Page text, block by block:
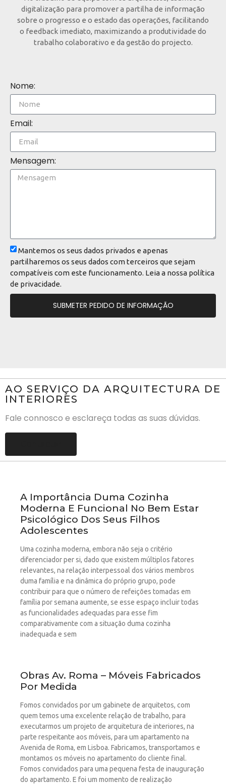
digitalização para promover a partilha de informação
sobre o progresso e o estado das operações, facilitando
o feedback imediato, maximizando a produtividade do
trabalho colaborativo e da gestão do projecto.
Nome:
Email:
Mensagem:
Mantemos os seus dados privados e apenas
partilharemos os seus dados com terceiros que sejam
compatíveis com este funcionamento. Leia a nossa política
de privacidade
SUBMETER PEDIDO DE INFORMAÇÃO
AO SERVIÇO DA ARQUITECTURA DE
INTERIORES
Fale connosco e esclareça todas as suas dúvidas.
A Importância Duma Cozinha
Moderna E Funcional No Bem Estar
Psicológico Dos Seus Filhos
Adolescentes
Uma cozinha moderna, embora não seja o critério
diferenciador per si, dado que existem múltiplos fatores
relevantes, na relação interpessoal dos vários membros
duma família e na dinâmica do próprio grupo, pode
contribuir para que o número de refeições tomadas em
família por semana aumente, se esse espaço incluir todas
as funcionalidades adequadas para esse fim
comparativamente com a situação duma cozinha
inadequada e sem
Obras Av. Roma – Móveis Fabricados
Por Medida
Fomos convidados por um gabinete de arquitetos, com
quem temos uma excelente relação de trabalho, para
executarmos um projeto de arquitetura de interiores, na
parte respeitante aos móveis, para um apartamento na
Avenida de Roma, em Lisboa. Fabricamos, transportamos e
montamos os móveis no apartamento do cliente final.
Fomos convidados para uma pequena festa de inauguração
do apartamento. E foi um momento de realização